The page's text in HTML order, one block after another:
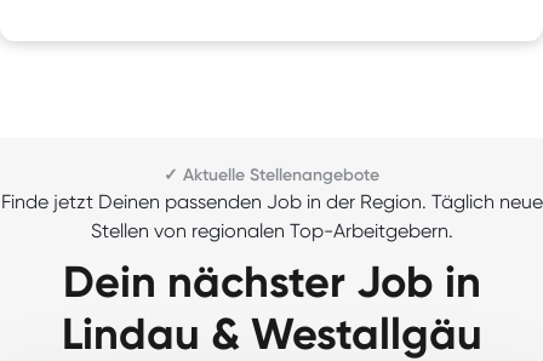
✓ Aktuelle Stellenangebote
Finde jetzt Deinen passenden Job in der Region. Täglich neue
Stellen von regionalen Top-Arbeitgebern.
Dein nächster Job in
Lindau & Westallgäu